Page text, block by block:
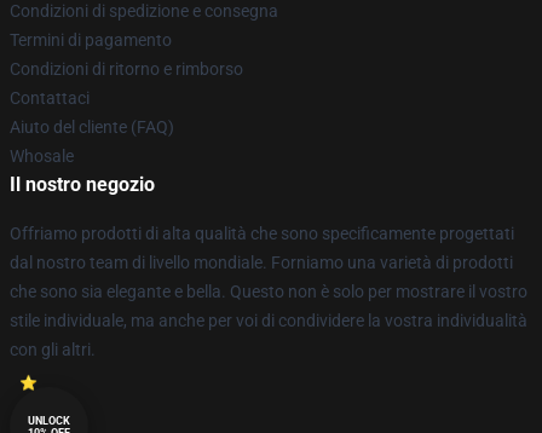
Condizioni di spedizione e consegna
Termini di pagamento
Condizioni di ritorno e rimborso
Contattaci
Aiuto del cliente (FAQ)
Whosale
Il nostro negozio
Offriamo prodotti di alta qualità che sono specificamente progettati
dal nostro team di livello mondiale. Forniamo una varietà di prodotti
che sono sia elegante e bella. Questo non è solo per mostrare il vostro
stile individuale, ma anche per voi di condividere la vostra individualità
con gli altri.
UNLOCK